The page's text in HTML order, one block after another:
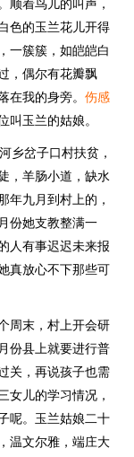
顺着鸟儿的叫声，
色的玉兰花儿开得
一簇簇，如皑皑白
，偶尔有花瓣飘
在我的身旁。 伤感
叫玉兰的姑娘。
乡岔子口村扶贫，
，羊肠小道，缺水
年九月到村上的，
份她支教整满一
人有事迟迟未来报
真放心不下那些可
周末，村上开会研
份县上就要进行普
关，再说孩子也需
女儿的学习情况，
呢。玉兰姑娘二十
温文尔雅，端庄大